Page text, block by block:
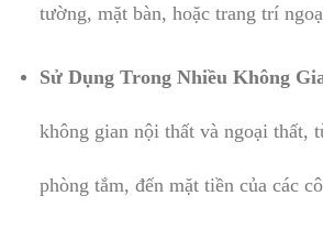
tường, mặt bàn, hoặc trang trí
Sử Dụng Trong Nhiều Không
không gian nội thất và ngoại thất,
phòng tắm, đến mặt tiền của các